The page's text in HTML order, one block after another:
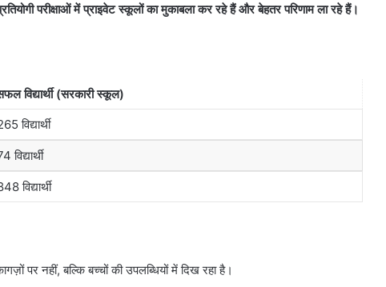
परीक्षाओं में प्राइवेट स्कूलों का मुकाबला कर रहे हैं और बेहतर परिणाम ला रहे हैं।
विद्यार्थी (सरकारी स्कूल)
विद्यार्थी
विद्यार्थी
विद्यार्थी
पर नहीं, बल्कि बच्चों की उपलब्धियों में दिख रहा है।
से गुरुग्राम और जेवर
नकली
होगी
हाईकोर्ट
बेचने वालों पर होगी कार्रवाई, हाईकोर्ट
सख्त